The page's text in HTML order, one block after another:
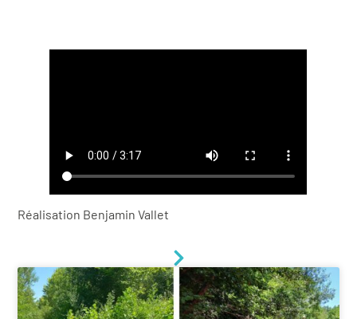
Réalisation Benjamin Vallet